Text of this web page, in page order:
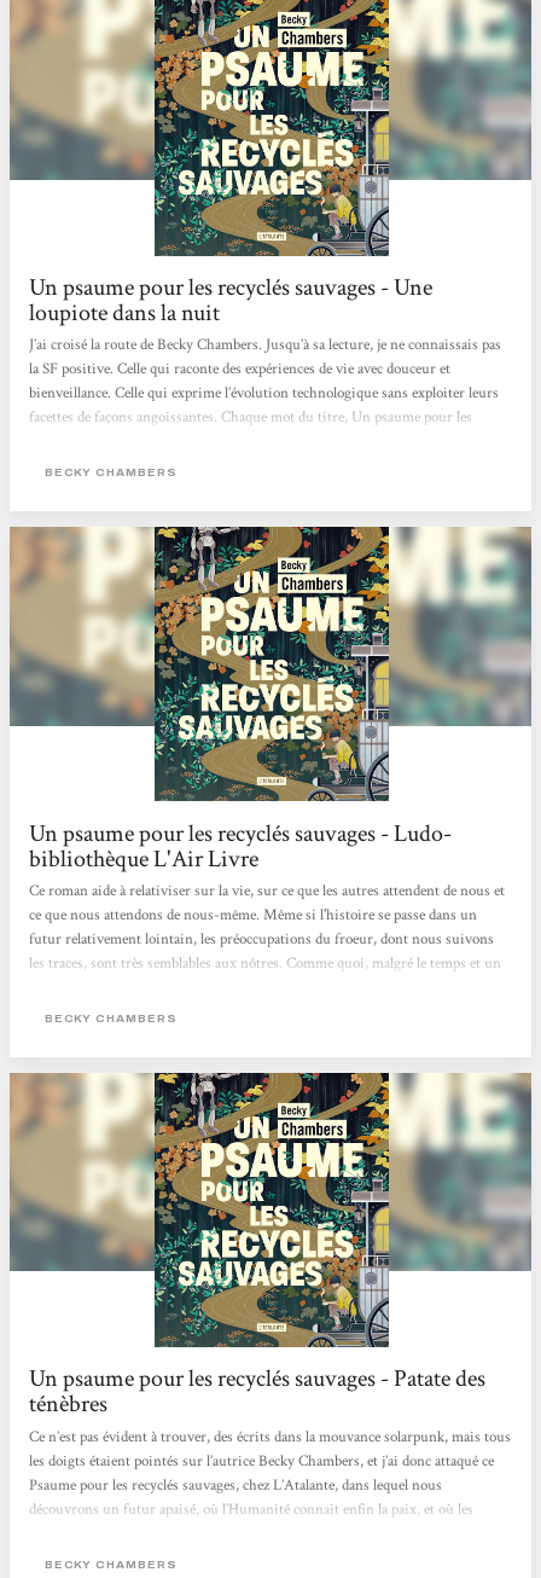
Un psaume pour les recyclés sauvages - Une
loupiote dans la nuit
J’ai croisé la route de Becky Chambers. Jusqu’à sa lecture, je ne connaissais pas
la SF positive. Celle qui raconte des expériences de vie avec douceur et
bienveillance. Celle qui exprime l’évolution technologique sans exploiter leurs
facettes de façons angoissantes. Chaque mot du titre, Un psaume pour les
pleine de réflexions. J’ai abordé ce recueil de préceptes sages pas à pas, un
m’imprégner d’eux pour garder ce qui me serait...
BECKY CHAMBERS
Un psaume pour les recyclés sauvages - Ludo-
bibliothèque L'Air Livre
Ce roman aide à relativiser sur la vie, sur ce que les autres attendent de nous et
ce que nous attendons de nous-même. Même si l'histoire se passe dans un
futur relativement lointain, les préoccupations du froeur, dont nous suivons
les traces, sont très semblables aux nôtres. Comme quoi, malgré le temps et un
fiction pleine de positivité qui se lit d’une traite ! (Et qui me donne d'ailleurs
Bibliothécaire à Ciney
BECKY CHAMBERS
Un psaume pour les recyclés sauvages - Patate des
ténèbres
Ce n’est pas évident à trouver, des écrits dans la mouvance solarpunk, mais tous
les doigts étaient pointés sur l’autrice Becky Chambers, et j’ai donc attaqué ce
Psaume pour les recyclés sauvages, chez L’Atalante, dans lequel nous
découvrons un futur apaisé, où l’Humanité connait enfin la paix, et où les
une pluie de missiles sur leurs créateurs, mais plutôt à se retirer, jusqu’à
BECKY CHAMBERS